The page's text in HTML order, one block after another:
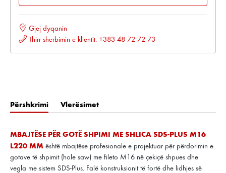
Gjej dyqanin
Thirr shërbimin e klientit: +383 48 72 72 73
Përshkrimi Vlerësimet
MBAJTËSE PËR GOTË SHPIMI ME SHLICA SDS-PLUS M16
L220 MM është mbajtëse profesionale e projektuar për përdorimin e
gotave të shpimit (hole saw) me fileto M16 në çekiçë shpues dhe
vegla me sistem SDS-Plus. Falë konstruksionit të fortë dhe lidhjes së